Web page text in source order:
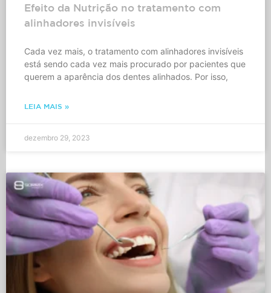
Efeito da Nutrição no tratamento com
alinhadores invisíveis
Cada vez mais, o tratamento com alinhadores invisíveis
está sendo cada vez mais procurado por pacientes que
querem a aparência dos dentes alinhados. Por isso,
LEIA MAIS »
dezembro 29, 2023